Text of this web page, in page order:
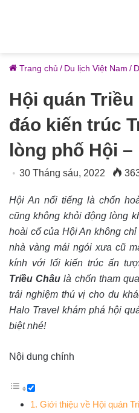
Trang chủ / Du lịch Việt Nam /
Hội quán
đáo kiến trúc
lòng phố Hội –
30 Tháng sáu, 2022
Hội An nổi tiếng là chốn
cũng không khỏi động lòng
hoài cổ của Hội An không
nhà vàng mái ngói xưa cũ
kính với lối kiến trúc ấn
Triều Châu là chốn tham
trải nghiệm thú vị cho du
Halo Travel khám phá hội
biệt nhé!
Nội dung chính
1. Giới thiệu về Hội quán